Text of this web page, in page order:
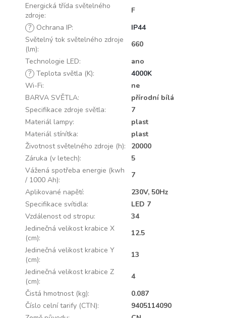
Energická třída světelného
zdroje:
F
? Ochrana IP:
IP44
Světelný tok světelného zdroje
(lm):
660
Technologie LED:
ano
? Teplota světla (K):
4000K
Wi-Fi:
ne
BARVA SVĚTLA:
přírodní bílá
Specifikace zdroje světla:
7
Materiál lampy:
plast
Materiál stínítka:
plast
Životnost světelného zdroje (h):
20000
Záruka (v letech):
5
Vážená spotřeba energie (kwh
/ 1000 Ah):
7
Aplikované napětí:
230V, 50Hz
Specifikace svítidla:
LED 7
Vzdálenost od stropu:
34
Jedinečná velikost krabice X
(cm):
12.5
Jedinečná velikost krabice Y
(cm):
13
Jedinečná velikost krabice Z
(cm):
4
Čistá hmotnost (kg):
0.087
Číslo celní tarify (CTN):
9405114090